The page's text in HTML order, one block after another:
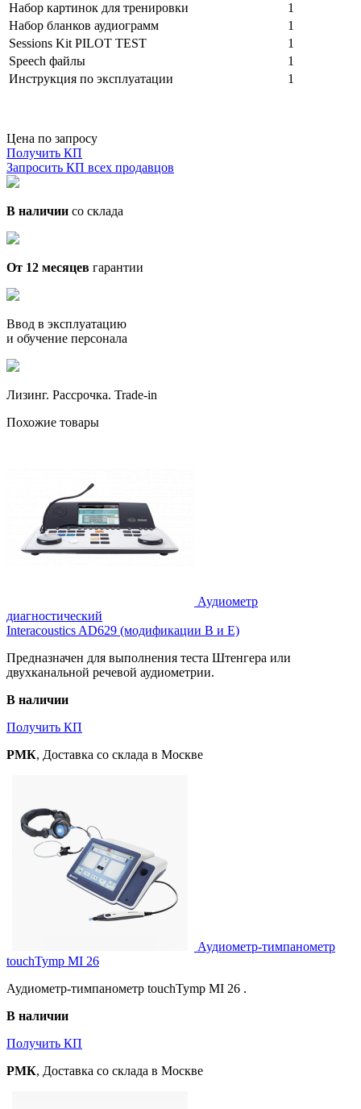
Набор картинок для тренировки
1
Набор бланков аудиограмм
1
Sessions Kit PILOT TEST
1
Speech файлы
1
Инструкция по эксплуатации
1
Цена по запросу
Получить КП
Запросить КП всех продавцов
В наличии со склада
От 12 месяцев гарантии
Ввод в эксплуатацию
и обучение персонала
Лизинг. Рассрочка. Trade-in
Похожие товары
Аудиометр
диагностический
Interacoustics AD629 (модификации В и Е)
Предназначен для выполнения теста Штенгера или
двухканальной речевой аудиометрии.
В наличии
Получить КП
РМК, Доставка со склада в Москве
Аудиометр-тимпанометр
touchTymp MI 26
Аудиометр-тимпанометр touchTymp MI 26 .
В наличии
Получить КП
РМК, Доставка со склада в Москве